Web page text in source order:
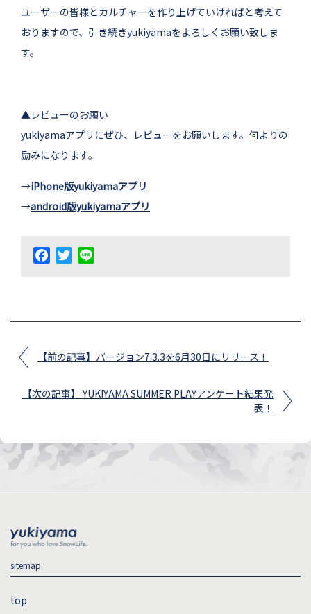
ユーザーの皆様とカルチャーを作り上げていければと考えて
おりますので、引き続きyukiyamaをよろしくお願い致しま
す。
▲レビューのお願い
yukiyamaアプリにぜひ、レビューをお願いします。何よりの
励みになります。
→iPhone版yukiyamaアプリ
→android版yukiyamaアプリ
FacebookTwitter
【前の記事】バージョン7.3.3を6月30日にリリース！
【次の記事】 YUKIYAMA SUMMER PLAYアンケート結果発
表！
sitemap
top